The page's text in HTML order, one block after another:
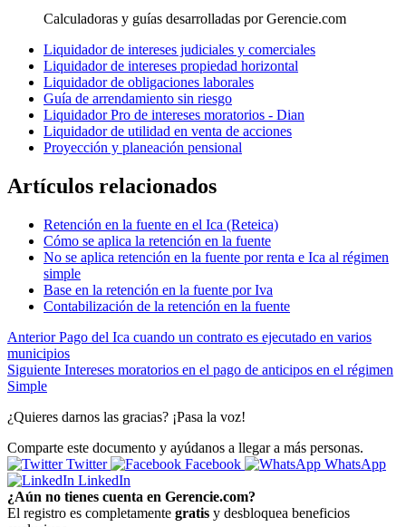
Calculadoras y guías desarrolladas por Gerencie.com
Liquidador de intereses judiciales y comerciales
Liquidador de intereses propiedad horizontal
Liquidador de obligaciones laborales
Guía de arrendamiento sin riesgo
Liquidador Pro de intereses moratorios - Dian
Liquidador de utilidad en venta de acciones
Proyección y planeación pensional
Artículos relacionados
Retención en la fuente en el Ica (Reteica)
Cómo se aplica la retención en la fuente
No se aplica retención en la fuente por renta e Ica al régimen
simple
Base en la retención en la fuente por Iva
Contabilización de la retención en la fuente
Anterior Pago del Ica cuando un contrato es ejecutado en varios
municipios
Siguiente Intereses moratorios en el pago de anticipos en el régimen
Simple
¿Quieres darnos las gracias? ¡Pasa la voz!
Comparte este documento y ayúdanos a llegar a más personas.
Twitter
Facebook
WhatsApp
LinkedIn
¿Aún no tienes cuenta en Gerencie.com?
El registro es completamente gratis y desbloquea beneficios